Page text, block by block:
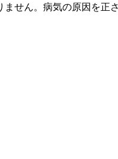
ません。病気の原因を正